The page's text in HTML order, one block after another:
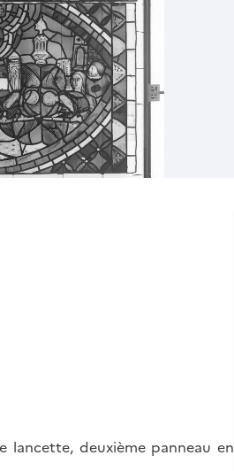
lancette, deuxième panneau en